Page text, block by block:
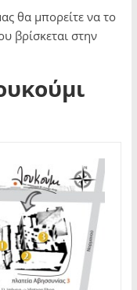
θα μπορείτε να το
βρίσκεται στην